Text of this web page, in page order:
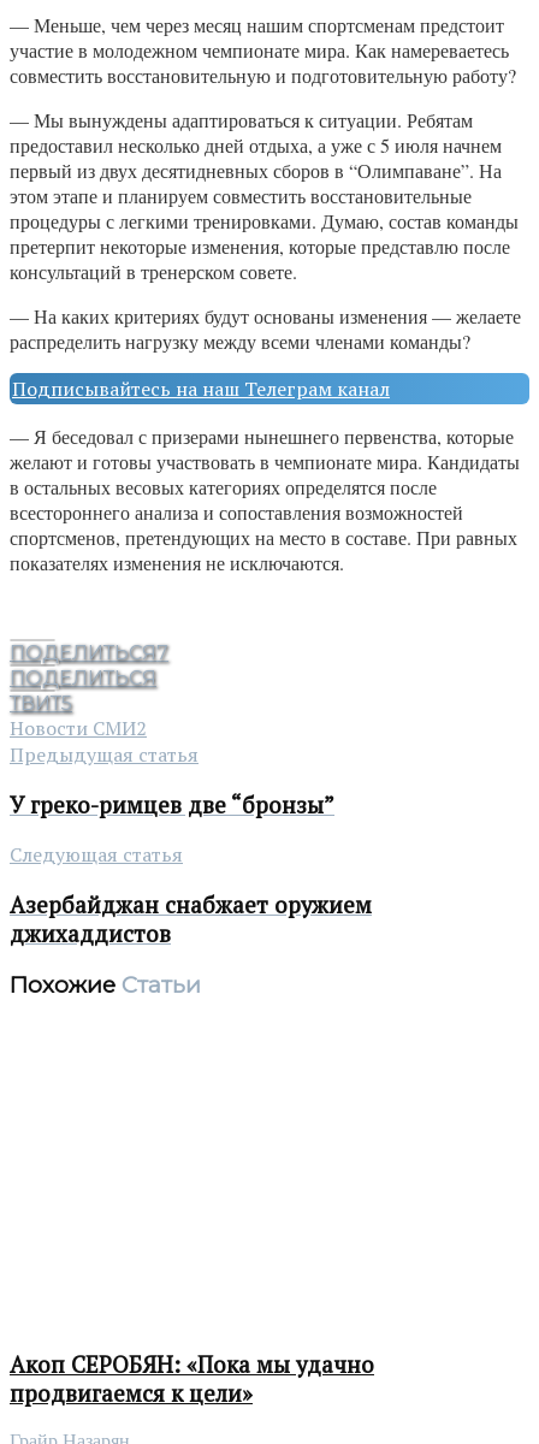
— Меньше, чем через месяц нашим спортсменам предстоит
участие в молодежном чемпионате мира. Как намереваетесь
совместить восстановительную и подготовительную работу?
— Мы вынуждены адаптироваться к ситуации. Ребятам
предоставил несколько дней отдыха, а уже с 5 июля начнем
первый из двух десятидневных сборов в “Олимпаване”. На
этом этапе и планируем совместить восстановительные
процедуры с легкими тренировками. Думаю, состав команды
претерпит некоторые изменения, которые представлю после
консультаций в тренерском совете.
— На каких критериях будут основаны изменения — желаете
распределить нагрузку между всеми членами команды?
Подписывайтесь на наш Телеграм канал
— Я беседовал с призерами нынешнего первенства, которые
желают и готовы участвовать в чемпионате мира. Кандидаты
в остальных весовых категориях определятся после
всестороннего анализа и сопоставления возможностей
спортсменов, претендующих на место в составе. При равных
показателях изменения не исключаются.
ПОДЕЛИТЬСЯ7
ПОДЕЛИТЬСЯ
ТВИТ5
Новости СМИ2
Предыдущая статья
У греко-римцев две “бронзы”
Следующая статья
Азербайджан снабжает оружием
джихаддистов
Похожие Статьи
Акоп СЕРОБЯН: «Пока мы удачно
продвигаемся к цели»